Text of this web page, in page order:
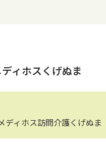
ィホスくげぬま
ディホス訪問介護くげぬま